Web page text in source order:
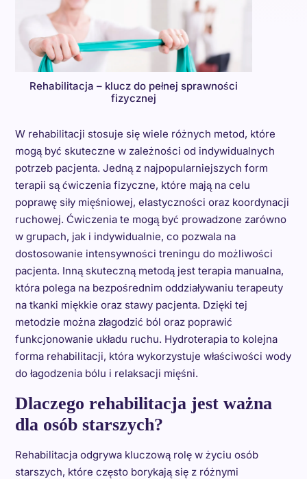
Rehabilitacja – klucz do pełnej sprawności
fizycznej
W rehabilitacji stosuje się wiele różnych metod, które
mogą być skuteczne w zależności od indywidualnych
potrzeb pacjenta. Jedną z najpopularniejszych form
terapii są ćwiczenia fizyczne, które mają na celu
poprawę siły mięśniowej, elastyczności oraz koordynacji
ruchowej. Ćwiczenia te mogą być prowadzone zarówno
w grupach, jak i indywidualnie, co pozwala na
dostosowanie intensywności treningu do możliwości
pacjenta. Inną skuteczną metodą jest terapia manualna,
która polega na bezpośrednim oddziaływaniu terapeuty
na tkanki miękkie oraz stawy pacjenta. Dzięki tej
metodzie można złagodzić ból oraz poprawić
funkcjonowanie układu ruchu. Hydroterapia to kolejna
forma rehabilitacji, która wykorzystuje właściwości wody
do łagodzenia bólu i relaksacji mięśni.
Dlaczego rehabilitacja jest ważna
dla osób starszych?
Rehabilitacja odgrywa kluczową rolę w życiu osób
starszych, które często borykają się z różnymi